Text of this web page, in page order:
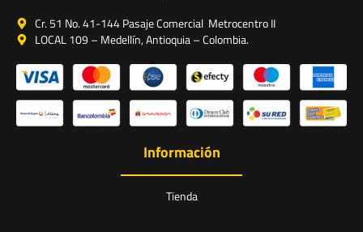
Cr. 51 No. 41-144 Pasaje Comercial Metrocentro II
LOCAL 109 – Medellín, Antioquia – Colombia.
Información
Tienda